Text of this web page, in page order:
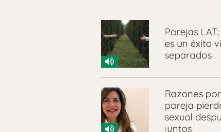
Parejas
es un éxito
separados
Razones
pareja
sexual
juntos